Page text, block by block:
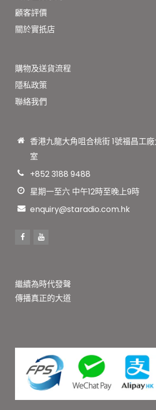
顧客評價
關於實扺店
購物及送貨流程
隱私政策
聯絡我們
香港九龍大角咀合桃街 1號福昌工
室
+852 3188 9488
星期一至六 中午12時至晚上9時
enquiry@staradio.com.hk
繼續為時代發聲
傳播真正的大道